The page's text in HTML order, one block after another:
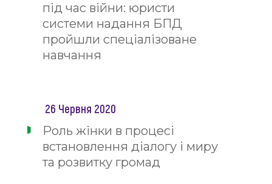
під час війни: юристи
системи надання БПД
пройшли спеціалізоване
навчання
26 Червня 2020
Роль жінки в процесі
встановлення діалогу і миру
та розвитку громад